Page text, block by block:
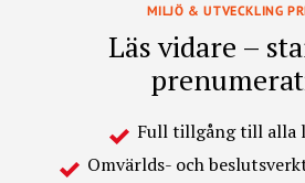
MILJÖ & UTVECKLING
Läs vidare –
Full tillgång till alla
Omvärlds- och